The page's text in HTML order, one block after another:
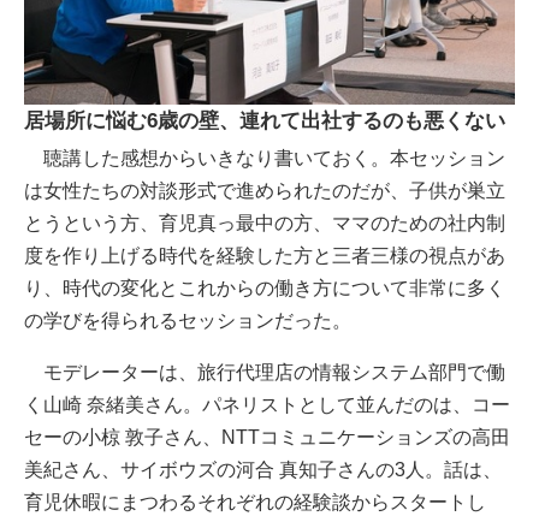
居場所に悩む6歳の壁、連れて出社するのも悪くない
聴講した感想からいきなり書いておく。本セッション
は女性たちの対談形式で進められたのだが、子供が巣立
とうという方、育児真っ最中の方、ママのための社内制
度を作り上げる時代を経験した方と三者三様の視点があ
り、時代の変化とこれからの働き方について非常に多く
の学びを得られるセッションだった。
モデレーターは、旅行代理店の情報システム部門で働
く山崎 奈緒美さん。パネリストとして並んだのは、コー
セーの小椋 敦子さん、NTTコミュニケーションズの高田
美紀さん、サイボウズの河合 真知子さんの3人。話は、
育児休暇にまつわるそれぞれの経験談からスタートし